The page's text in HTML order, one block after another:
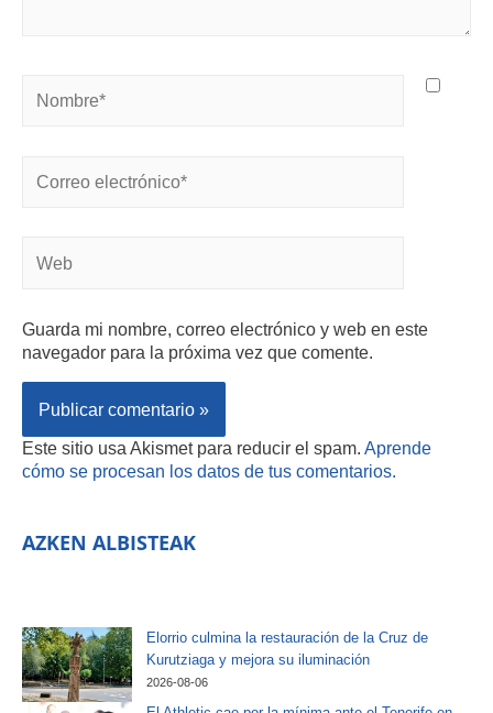
Guarda mi nombre, correo electrónico y web en este
navegador para la próxima vez que comente.
Este sitio usa Akismet para reducir el spam. Aprende
cómo se procesan los datos de tus comentarios.
AZKEN ALBISTEAK
Elorrio culmina la restauración de la Cruz de
Kurutziaga y mejora su iluminación
2026-08-06